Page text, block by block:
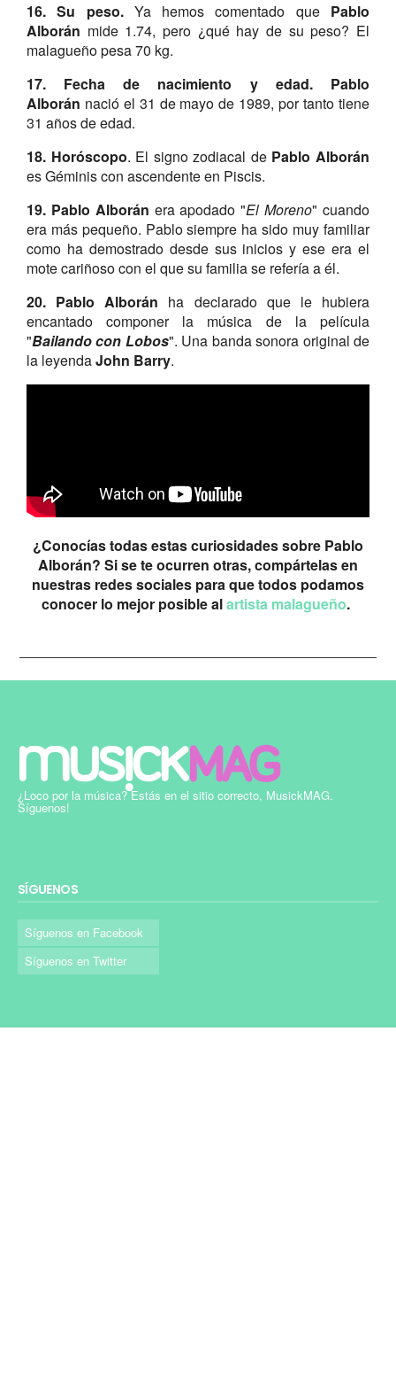
16. Su peso. Ya hemos comentado que Pablo
Alborán mide 1.74, pero ¿qué hay de su peso? El
malagueño pesa 70 kg.
17. Fecha de nacimiento y edad. Pablo
Alborán nació el 31 de mayo de 1989, por tanto tiene
31 años de edad.
18. Horóscopo. El signo zodiacal de Pablo Alborán
es Géminis con ascendente en Piscis.
19. Pablo Alborán era apodado "El Moreno" cuando
era más pequeño. Pablo siempre ha sido muy familiar
como ha demostrado desde sus inicios y ese era el
mote cariñoso con el que su familia se refería a él.
20. Pablo Alborán ha declarado que le hubiera
encantado componer la música de la película
"Bailando con Lobos". Una banda sonora original de
la leyendaJohn Barry.
¿Conocías todas estas curiosidades sobre Pablo
Alborán? Si se te ocurren otras, compártelas en
nuestras redes sociales para que todos podamos
conocer lo mejor posible alartista malagueño.
¿Loco por la música? Estás en el sitio correcto, MusickMAG.
Síguenos!
SÍGUENOS
Síguenos en Facebook
Síguenos en Twitter